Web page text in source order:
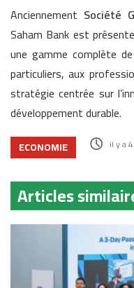
Anciennement Société
Saham Bank est
une gamme complète
particuliers, aux
stratégie centrée sur
développement durable.
ECONOMIE il y a
Articles